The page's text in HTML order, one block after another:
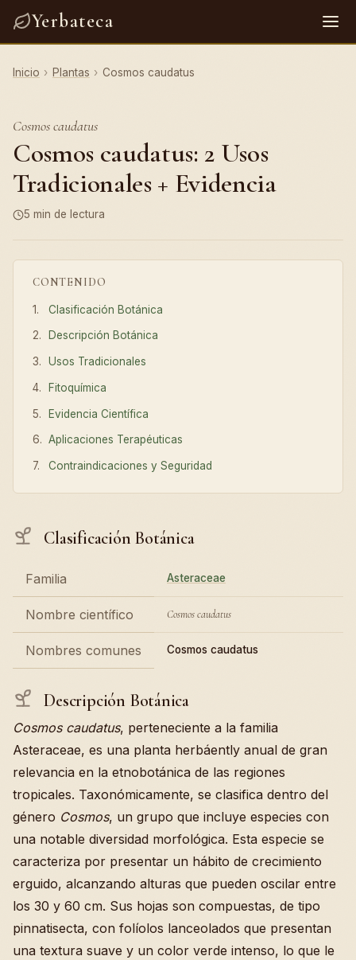
Yerbateca
Inicio › Plantas › Cosmos caudatus
Cosmos caudatus
Cosmos caudatus: 2 Usos
Tradicionales + Evidencia
5 min de lectura
CONTENIDO
Clasificación Botánica
Descripción Botánica
Usos Tradicionales
Fitoquímica
Evidencia Científica
Aplicaciones Terapéuticas
Contraindicaciones y Seguridad
Clasificación Botánica
Familia Asteraceae
Nombre científico Cosmos caudatus
Nombres comunes Cosmos caudatus
Descripción Botánica
Cosmos caudatus, perteneciente a la familia
Asteraceae, es una planta herbáently anual de gran
relevancia en la etnobotánica de las regiones
tropicales. Taxonómicamente, se clasifica dentro del
género Cosmos, un grupo que incluye especies con
una notable diversidad morfológica. Esta especie se
caracteriza por presentar un hábito de crecimiento
erguido, alcanzando alturas que pueden oscilar entre
los 30 y 60 cm. Sus hojas son compuestas, de tipo
pinnatisecta, con folíolos lanceolados que presentan
una textura suave y un color verde intenso, lo que le